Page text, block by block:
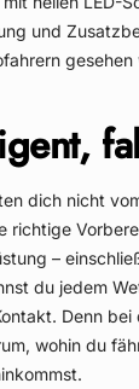
und
gesehen
dich nicht
richtige
–
du jedem
Denn
wohin du